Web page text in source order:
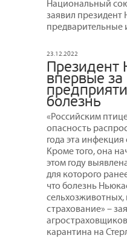
Национальный
заявил
предварительные
23.12.2022
впервые за
болезнь
«Российским
опасность
года эта
Кроме того, она
этом году
для которого
что болезнь
страхование» –
карантина на